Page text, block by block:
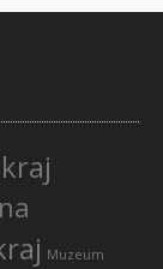
Muzeum